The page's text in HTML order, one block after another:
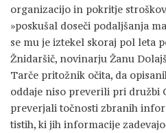
organizacijo in pokritje
»poskušal doseči podaljšanja
se mu je iztekel skoraj pol leta
Žnidaršič, novinarju Žanu
Tarče pritožnik očita, da
oddaje niso preverili pri družbi
preverjali točnosti zbranih
tistih, ki jih informacije